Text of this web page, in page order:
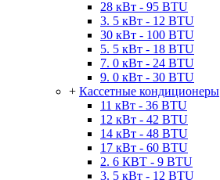
28 кВт - 95 BTU
3. 5 кВт - 12 BTU
30 кВт - 100 BTU
5. 5 кВт - 18 BTU
7. 0 кВт - 24 BTU
9. 0 кВт - 30 BTU
+ Кассетные кондиционеры
11 кВт - 36 BTU
12 кВт - 42 BTU
14 кВт - 48 BTU
17 кВт - 60 BTU
2. 6 КВТ - 9 BTU
3. 5 кВт - 12 BTU